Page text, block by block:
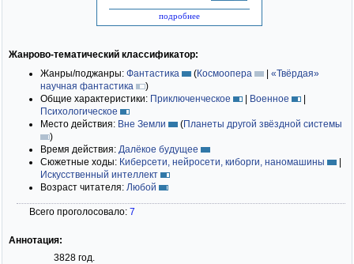
подробнее
Жанрово-тематический классификатор:
Жанры/поджанры: Фантастика (Космоопера | «Твёрдая»
научная фантастика
)
Общие характеристики: Приключенческое | Военное
|
Психологическое
Место действия: Вне Земли (Планеты другой звёздной системы
)
Время действия: Далёкое будущее
Сюжетные ходы: Киберсети, нейросети, киборги, наномашины
|
Искусственный интеллект
Возраст читателя: Любой
Всего проголосовало: 7
Аннотация:
3828 год.